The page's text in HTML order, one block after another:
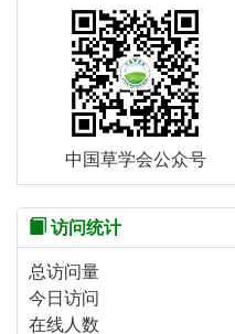
中国草学会公众号
访问统计
总访问量
今日访问
在线人数